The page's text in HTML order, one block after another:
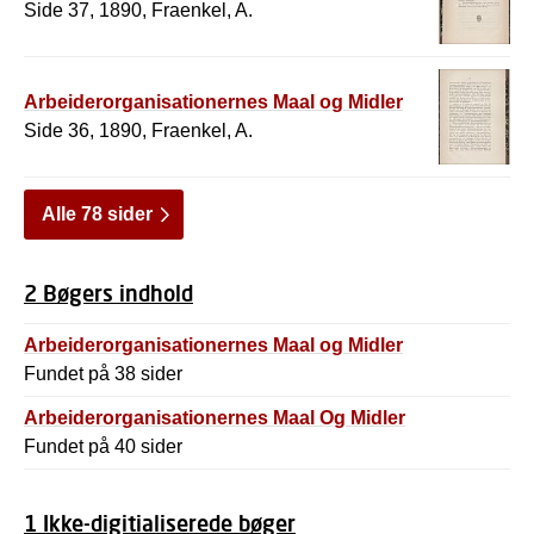
Side 37, 1890, Fraenkel, A.
Arbeiderorganisationernes Maal og Midler
Side 36, 1890, Fraenkel, A.
Alle 78 sider
2 Bøgers indhold
Arbeiderorganisationernes Maal og Midler
Fundet på 38 sider
Arbeiderorganisationernes Maal Og Midler
Fundet på 40 sider
1 Ikke-digitialiserede bøger